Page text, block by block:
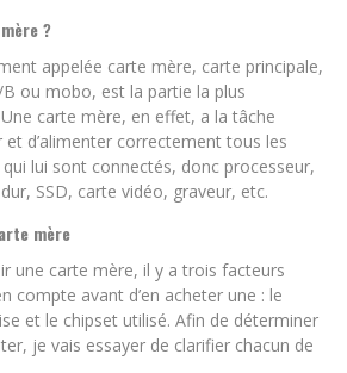
?
appelée carte mère, carte principale,
ou mobo, est la partie la plus
carte mère, en effet, a la tâche
d’alimenter correctement tous les
lui sont connectés, donc processeur,
SSD, carte vidéo, graveur, etc.
mère
une carte mère, il y a trois facteurs
compte avant d’en acheter une : le
et le chipset utilisé. Afin de déterminer
je vais essayer de clarifier chacun de